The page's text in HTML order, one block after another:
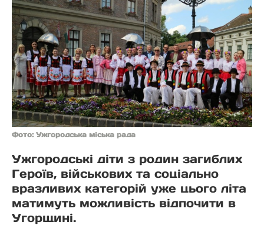
Фото: Ужгородська міська рада
Ужгородські діти з родин загиблих
Героїв, військових та соціально
вразливих категорій уже цього літа
матимуть можливість відпочити в
Угорщині.